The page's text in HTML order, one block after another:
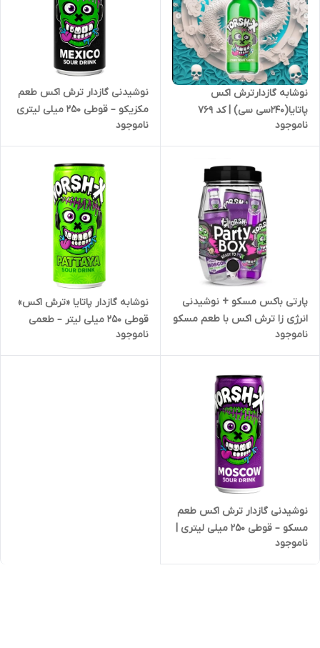
نوشابه گازدارترش اکس
پاتایا(240سی سی) | کد 769
ناموجود
نوشیدنی گازدار ترش اکس طعم
مکزیکو – قوطی 250 میلی لیتری
| کد 2088
ناموجود
پارتی باکس مسکو + نوشیدنی
انرژی زا ترش اکس با طعم مسکو
| کد 2614
ناموجود
نوشابه گازدار پاتایا «ترش اکس»
قوطی 250 میلی لیتر – طعمی
ترش و استوایی برای تجربه ای
متفاوت | کد 2085
ناموجود
نوشیدنی گازدار ترش اکس طعم
مسکو – قوطی 250 میلی لیتری |
کد 2086
ناموجود